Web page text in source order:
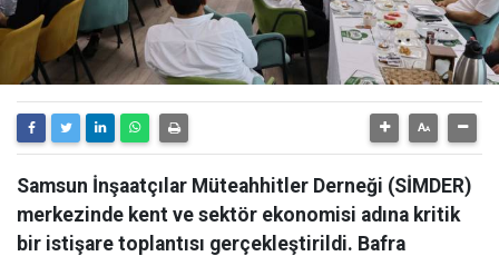
Samsun İnşaatçılar Müteahhitler Derneği (SİMDER)
merkezinde kent ve sektör ekonomisi adına kritik
bir istişare toplantısı gerçekleştirildi. Bafra